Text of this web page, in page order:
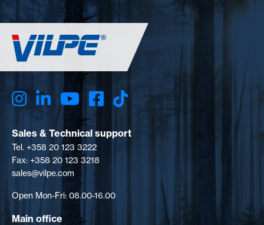
Sales & Technical support
Tel. +358 20 123 3222
Fax: +358 20 123 3218
sales@vilpe.com
Open Mon-Fri: 08.00-16.00
Main office